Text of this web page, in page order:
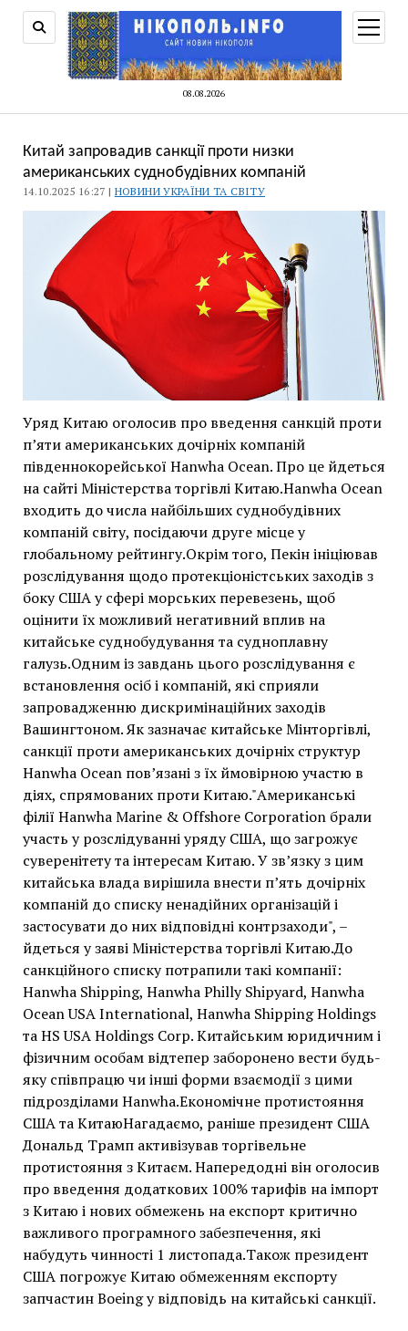
08.08.2026
меню
Китай запровадив санкції проти низки
американських суднобудівних компаній
14.10.2025 16:27 | НОВИНИ УКРАЇНИ ТА СВІТУ
Уряд Китаю оголосив про введення санкцій проти
п’яти американських дочірніх компаній
південнокорейської Hanwha Ocean. Про це йдеться
на сайті Міністерства торгівлі Китаю.Hanwha Ocean
входить до числа найбільших суднобудівних
компаній світу, посідаючи друге місце у
глобальному рейтингу.Окрім того, Пекін ініціював
розслідування щодо протекціоністських заходів з
боку США у сфері морських перевезень, щоб
оцінити їх можливий негативний вплив на
китайське суднобудування та судноплавну
галузь.Одним із завдань цього розслідування є
встановлення осіб і компаній, які сприяли
запровадженню дискримінаційних заходів
Вашингтоном. Як зазначає китайське Мінторгівлі,
санкції проти американських дочірніх структур
Hanwha Ocean пов’язані з їх ймовірною участю в
діях, спрямованих проти Китаю."Американські
філії Hanwha Marine & Offshore Corporation брали
участь у розслідуванні уряду США, що загрожує
суверенітету та інтересам Китаю. У зв’язку з цим
китайська влада вирішила внести п’ять дочірніх
компаній до списку ненадійних організацій і
застосувати до них відповідні контрзаходи", –
йдеться у заяві Міністерства торгівлі Китаю.До
санкційного списку потрапили такі компанії:
Hanwha Shipping, Hanwha Philly Shipyard, Hanwha
Ocean USA International, Hanwha Shipping Holdings
та HS USA Holdings Corp. Китайським юридичним і
фізичним особам відтепер заборонено вести будь-
яку співпрацю чи інші форми взаємодії з цими
підрозділами Hanwha.Економічне протистояння
США та КитаюНагадаємо, раніше президент США
Дональд Трамп активізував торгівельне
протистояння з Китаєм. Напередодні він оголосив
про введення додаткових 100% тарифів на імпорт
з Китаю і нових обмежень на експорт критично
важливого програмного забезпечення, які
набудуть чинності 1 листопада.Також президент
США погрожує Китаю обмеженням експорту
запчастин Boeing у відповідь на китайські санкції.